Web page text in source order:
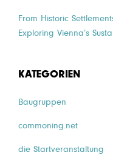
From Historic
Exploring Vienna’s
KATEGORIEN
Baugruppen
commoning.net
die Startveranstaltung